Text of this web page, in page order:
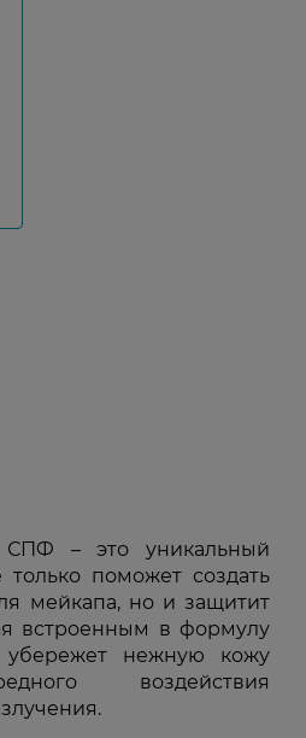
– это уникальный
только поможет создать
мейкапа, но и защитит
встроенным в формулу
убережет нежную кожу
воздействия